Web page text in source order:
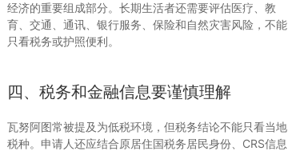
经济的重要组成部分。长期生活者还需要评估医疗、教
育、交通、通讯、银行服务、保险和自然灾害风险，不能
只看税务或护照便利。
四、税务和金融信息要谨慎理解
瓦努阿图常被提及为低税环境，但税务结论不能只看当地
税种。申请人还应结合原居住国税务居民身份、CRS信息